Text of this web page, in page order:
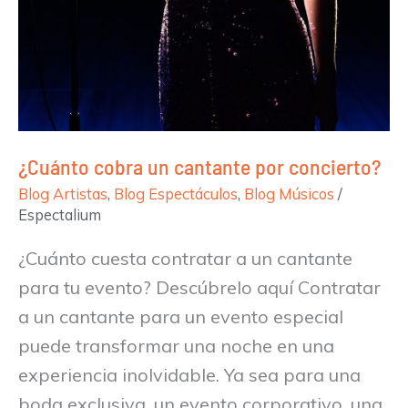
¿Cuánto cobra un cantante por concierto?
Blog Artistas, Blog Espectáculos, Blog Músicos /
Espectalium
¿Cuánto cuesta contratar a un cantante
para tu evento? Descúbrelo aquí Contratar
a un cantante para un evento especial
puede transformar una noche en una
experiencia inolvidable. Ya sea para una